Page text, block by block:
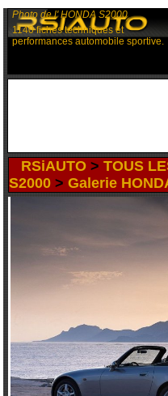
Photo de l' HONDA S2000
1140 fiches techniques et
performances automobile sportive.
RSiAUTO>TOUS
S2000 >Galerie